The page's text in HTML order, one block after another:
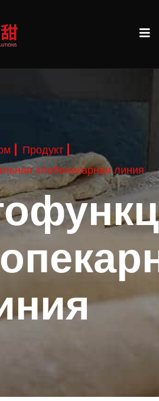
Продукт
хлебопекарная линия